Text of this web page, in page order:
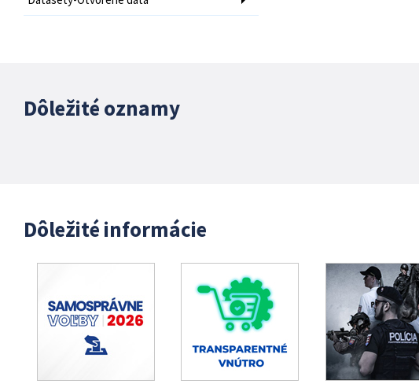
Dôležité oznamy
Dôležité informácie